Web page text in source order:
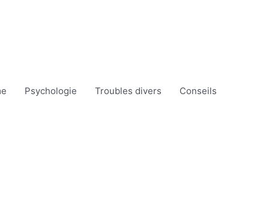
Psychologie Troubles divers Conseils